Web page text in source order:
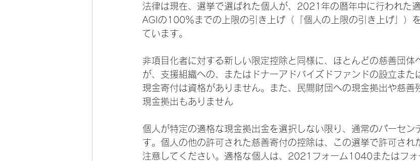
法律は現在、選挙で選ばれた個人が、2021年の暦年中に行われた
AGIの100％までの上限の引き上げ（「個人の上限の引き上げ」）
ています。
非項目化者に対する新しい限定控除と同様に、ほとんどの慈善団体
が、支援組織への、またはドナーアドバイズドファンドの設立また
現金寄付は資格がありません。また、民間財団への現金拠出や慈善
現金拠出もありません
個人が特定の適格な現金拠出金を選択しない限り、通常のパーセン
す。個人の他の許可された慈善寄付の控除は、この選挙で許可され
注意してください。適格な個人は、2021フォーム1040またはフ